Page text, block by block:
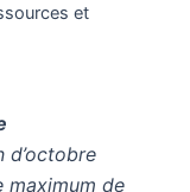
et
d’octobre
maximum de